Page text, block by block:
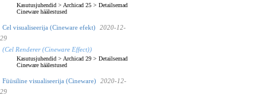
Kasutusjuhendid > Archicad 25 > Detailsemad
Cineware häälestused
Cel visualiseerija (Cineware efekt)
2020-12-
29
(Cel Renderer (Cineware Effect))
Kasutusjuhendid > Archicad 29 > Detailsemad
Cineware häälestused
Füüsiline visualiseerija (Cineware)
2020-12-
29